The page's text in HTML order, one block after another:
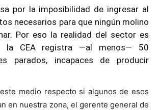
por la imposibilidad de ingresar al
necesarios para que ningún molino
Por eso la realidad del sector es
la CEA registra —al menos— 50
parados, incapaces de producir
medio respecto si algunos de esos
en nuestra zona, el gerente general de